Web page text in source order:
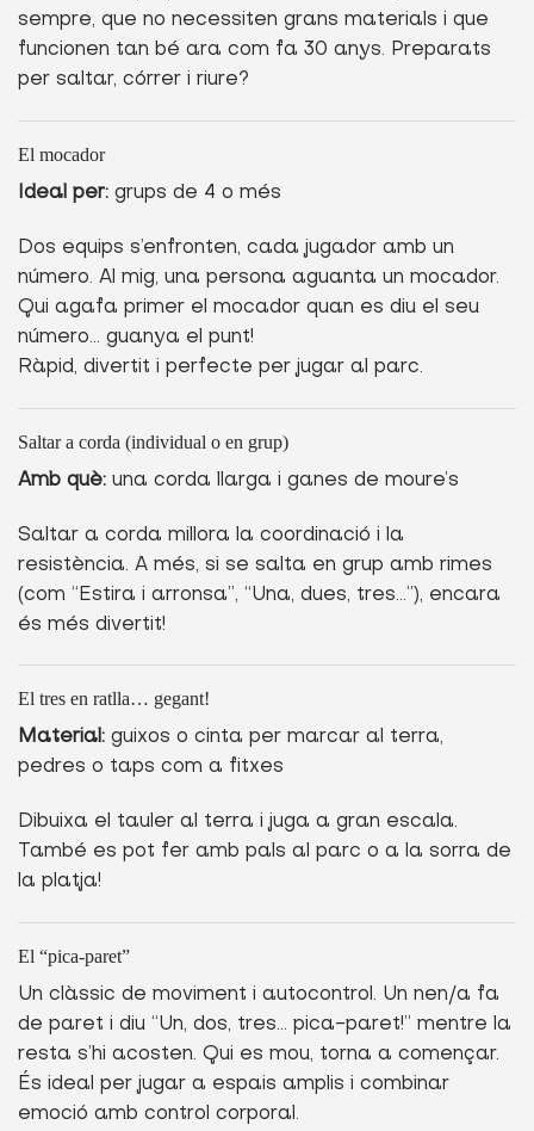
sempre, que no necessiten grans materials i que
funcionen tan bé ara com fa 30 anys. Preparats
per saltar, córrer i riure?
El mocador
Ideal per: grups de 4 o més
Dos equips s’enfronten, cada jugador amb un
número. Al mig, una persona aguanta un mocador.
Qui agafa primer el mocador quan es diu el seu
número… guanya el punt!
Ràpid, divertit i perfecte per jugar al parc.
Saltar a corda (individual o en grup)
Amb què: una corda llarga i ganes de moure’s
Saltar a corda millora la coordinació i la
resistència. A més, si se salta en grup amb rimes
(com “Estira i arronsa”, “Una, dues, tres…”), encara
és més divertit!
El tres en ratlla… gegant!
Material: guixos o cinta per marcar al terra,
pedres o taps com a fitxes
Dibuixa el tauler al terra i juga a gran escala.
També es pot fer amb pals al parc o a la sorra de
la platja!
El “pica-paret”
Un clàssic de moviment i autocontrol. Un nen/a fa
de paret i diu “Un, dos, tres… pica-paret!” mentre la
resta s’hi acosten. Qui es mou, torna a començar.
És ideal per jugar a espais amplis i combinar
emoció amb control corporal.